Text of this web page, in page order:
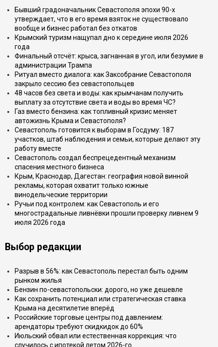
Бывший градоначальник Севастополя эпохи 90-х
утверждает, что в его время взяток не существовало
вообще и бизнес работал без откатов
Крымский туризм нащупал дно к середине июля 2026
года
Финальный отсчёт: крыса, загнанная в угол, или безумие в
администрации Трампа
Ритуал вместо диалога: как Заксобрание Севастополя
закрыло сессию без севастопольцев
48 часов без света и воды: как крымчанам получить
выплату за отсутствие света и воды во время ЧС?
Газ вместо бензина: как топливный кризис меняет
автожизнь Крыма и Севастополя?
Севастополь готовится к выборам в Госдуму: 187
участков, штаб наблюдения и семьи, которые делают эту
работу вместе
Севастополь создал беспрецедентный механизм
спасения местного бизнеса
Крым, Краснодар, Дагестан: география новой винной
рекламы, которая охватит только южные
винодельческие территории
Ручьи под контролем: как Севастополь и его
многострадальные ливнёвки прошли проверку ливнем 9
июля 2026 года
Выбор редакции
Разрыв в 56%: как Севастополь перестал быть одним
рынком жилья
Бензин по-севастопольски: дорого, но уже дешевле
Как сохранить потенциал или стратегическая ставка
Крыма на десятилетие вперёд
Российские торговые центры под давлением:
арендаторы требуют скидкидок до 60%
Июльский обвал или естественная коррекция: что
случилось с ипотекой летом 2026-го